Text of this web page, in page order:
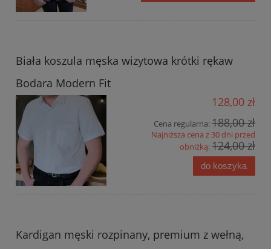
Biała koszula męska wizytowa krótki rękaw
Bodara Modern Fit
128,00 zł
Cena regularna:188,00 zł
Najniższa cena z 30 dni przed
obniżką:124,00 zł
do koszyka
Kardigan męski rozpinany, premium z wełną,